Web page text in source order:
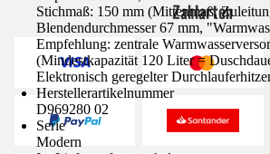
Stichmaß: 150 mm (Mittenmaß,
Blendendurchmesser 67 mm,
Empfehlung: zentrale
(Mindestkapazität 120 Liter =
Elektronisch geregelter
Herstellerartikelnummer
D969280 02
Serie
Modern
Zahlarten